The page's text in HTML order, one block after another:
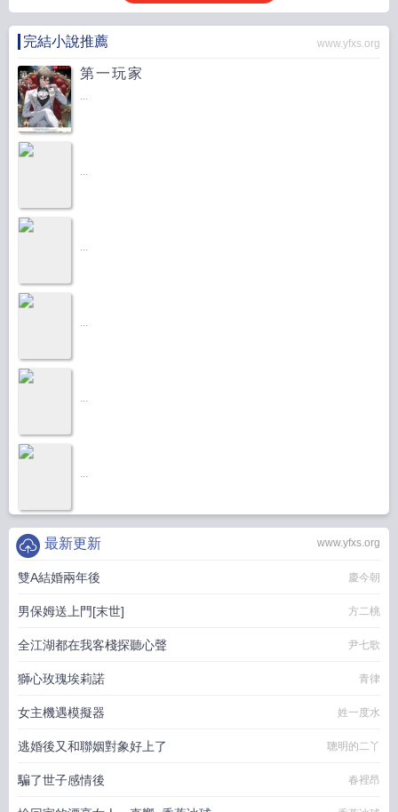
完結小說推薦 www.yfxs.org
第一玩家
...
...
...
...
...
...
www.yfxs.org
最新更新
雙A結婚兩年後 慶今朝
男保姆送上門[末世] 方二桃
全江湖都在我客棧探聽心聲 尹七歌
獅心玫瑰埃莉諾 青律
女主機遇模擬器 姓一度水
逃婚後又和聯姻對象好上了 聰明的二丫
騙了世子感情後 春裡昂